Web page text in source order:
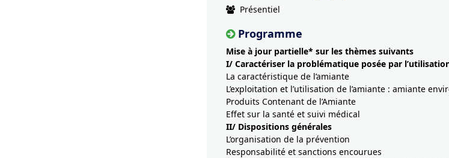
Présentiel
Programme
Mise à jour partielle* sur les thèmes suivants
I/ Caractériser la problématique posée par
La caractéristique de l’amiante
L’exploitation et l’utilisation de l’amiante : amiante
Produits Contenant de l’Amiante
Effet sur la santé et suivi médical
II/ Dispositions générales
L’organisation de la prévention
Responsabilité et sanctions encourues